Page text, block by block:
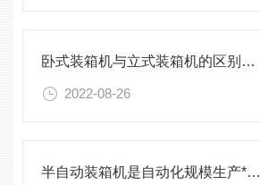
卧式装箱机与立式装箱机的区别有哪些
2022-08-26
半自动装箱机是自动化规模生产*的设备